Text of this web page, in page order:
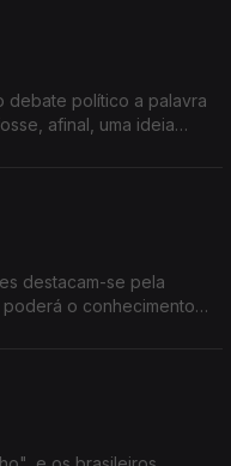
debate político a palavra
afinal, uma ideia
destacam-se pela
poderá o conhecimento